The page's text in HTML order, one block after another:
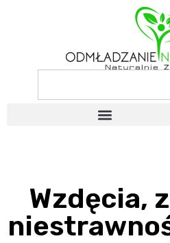
Wzdęcia,